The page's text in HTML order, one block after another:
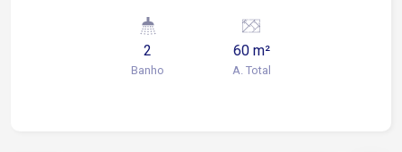
diversos segmentos comerciais Quintal privativo,
ideal para apoio operacional ou área
complementar Excelente oportunidade para
2
Banho
60 m²
A. Total